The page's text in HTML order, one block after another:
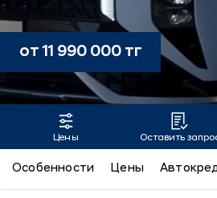
MUFASA
от 11 990 000 тг
Цены Оставить
Особенности Цены